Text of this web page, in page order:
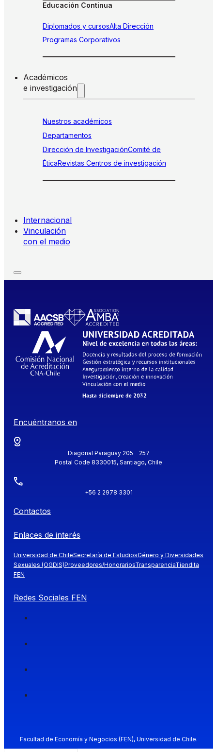
Educación Continua
Diplomados y cursosAlta Dirección
Programas Corporativos
Académicos
e investigación
Nuestros académicos
Departamentos
Dirección de InvestigaciónComité de
ÉticaRevistas Centros de investigación
Internacional
Vinculación
con el medio
Encuéntranos en
Diagonal Paraguay 205 - 257
Postal Code 8330015, Santiago, Chile
+56 2 2978 3301
Contactos
Enlaces de interés
Universidad de ChileSecretaría de EstudiosGénero y Diversidades
Sexuales (OGDIS)Proveedores/HonorariosTransparenciaTiendita
FEN
Redes Sociales FEN
Facultad de Economía y Negocios (FEN), Universidad de Chile.